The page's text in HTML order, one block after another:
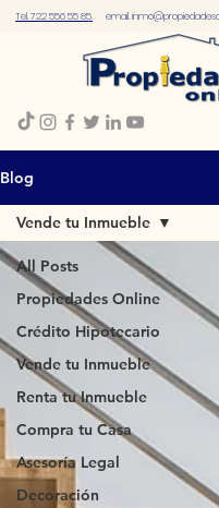
Tel. 722 556 55 85. email.
Blog
All Posts
Propiedades Online
Crédito Hipotecario
Vende tu Inmueble
Renta tu Inmueble
Compra tu Casa
Asesoría Legal
Decoración
Vende tu Inmueble